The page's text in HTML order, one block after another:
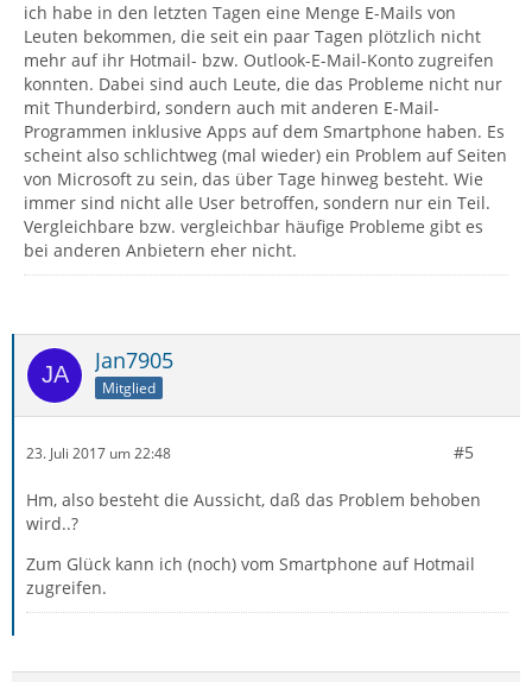
ich habe in den letzten Tagen eine Menge E-Mails von
Leuten bekommen, die seit ein paar Tagen plötzlich nicht
mehr auf ihr Hotmail- bzw. Outlook-E-Mail-Konto zugreifen
konnten. Dabei sind auch Leute, die das Probleme nicht nur
mit Thunderbird, sondern auch mit anderen E-Mail-
Programmen inklusive Apps auf dem Smartphone haben. Es
scheint also schlichtweg (mal wieder) ein Problem auf Seiten
von Microsoft zu sein, das über Tage hinweg besteht. Wie
immer sind nicht alle User betroffen, sondern nur ein Teil.
Vergleichbare bzw. vergleichbar häufige Probleme gibt es
bei anderen Anbietern eher nicht.
Jan7905
Mitglied
23. Juli 2017 um 22:48 #5
Hm, also besteht die Aussicht, daß das Problem behoben
wird..?
Zum Glück kann ich (noch) vom Smartphone auf Hotmail
zugreifen.